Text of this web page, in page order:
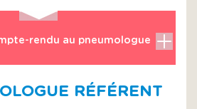
rendu au pneumologue
RÉFÉRENT